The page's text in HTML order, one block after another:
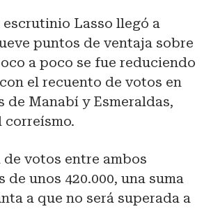
Lasso llegó a
puntos de ventaja sobre
a poco se fue reduciendo
el recuento de votos en
de Manabí y Esmeraldas,
correísmo.
votos entre ambos
de unos 420.000, una suma
a que no será superada a